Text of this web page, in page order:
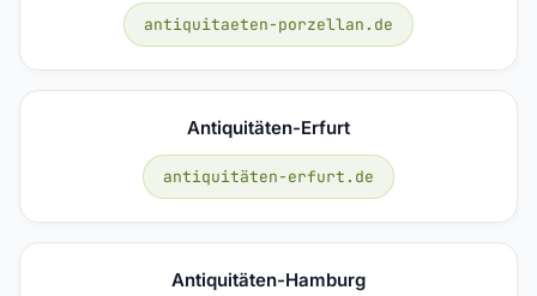
antiquitaeten-porzellan.de
Antiquitäten-Erfurt
antiquitäten-erfurt.de
Antiquitäten-Hamburg